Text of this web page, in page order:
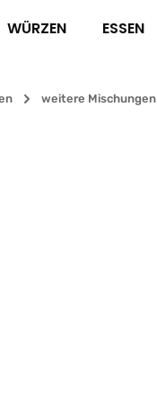
WÜRZEN ESSEN
weitere Mischungen